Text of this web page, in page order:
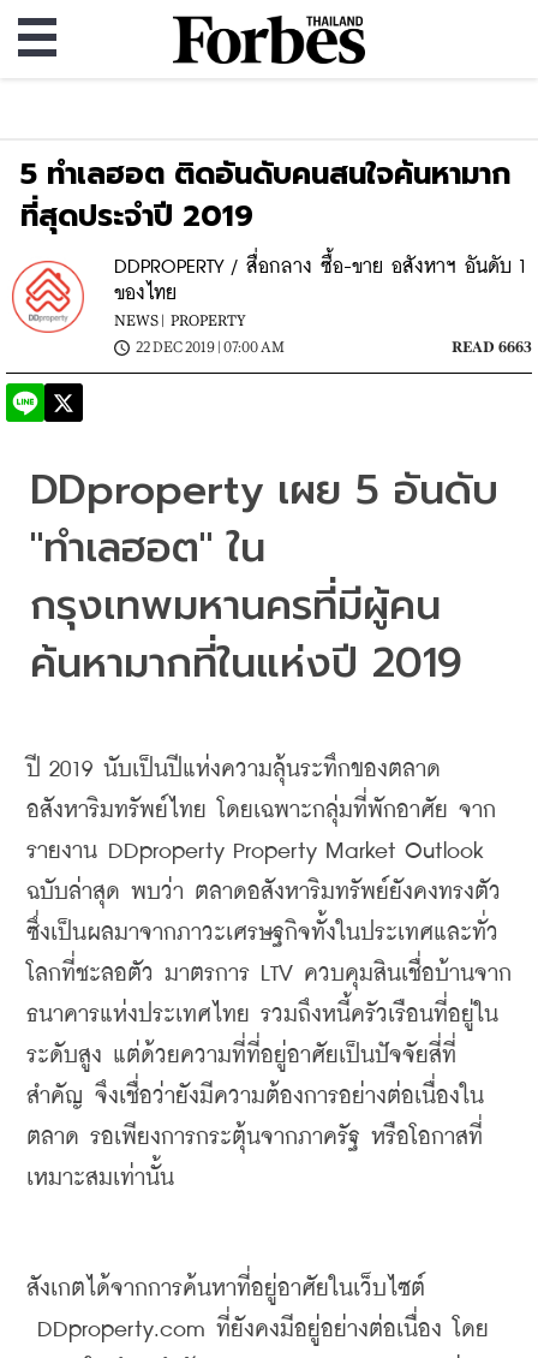
5 ทำเลฮอต ติดอันดับคนสนใจค้นหามาก
ที่สุดประจำปี 2019
DDPROPERTY / สื่อกลาง ซื้อ-ขาย อสังหาฯ อันดับ 1
ของไทย
NEWS |
PROPERTY
22 DEC 2019 | 07:00 AM
READ 6663
DDproperty เผย 5 อันดับ
"ทำเลฮอต" ใน
กรุงเทพมหานครที่มีผู้คน
ค้นหามากที่ในแห่งปี 2019
ปี 2019 นับเป็นปีแห่งความลุ้นระทึกของตลาด
อสังหาริมทรัพย์ไทย
โดยเฉพาะกลุ่มที่พักอาศัย จาก
รายงาน
DDproperty Property Market Outlook
ฉบับล่าสุด พบว่า ตลาดอสังหาริมทรัพย์ยังคงทรงตัว
ซึ่งเป็นผลมาจากภาวะเศรษฐกิจทั้งในประเทศและทั่ว
โลกที่ชะลอตัว มาตรการ LTV ควบคุมสินเชื่อบ้านจาก
ธนาคารแห่งประเทศไทย รวมถึงหนี้ครัวเรือนที่อยู่ใน
ระดับสูง แต่ด้วยความที่ที่อยู่อาศัยเป็นปัจจัยสี่ที่
สำคัญ จึงเชื่อว่ายังมีความต้องการอย่างต่อเนื่องใน
ตลาด รอเพียงการกระตุ้นจากภาครัฐ หรือโอกาสที่
เหมาะสมเท่านั้น
สังเกตได้จากการค้นหาที่อยู่อาศัยในเว็บไซต์
DDproperty.com ที่ยังคงมีอยู่อย่างต่อเนื่อง
โดย